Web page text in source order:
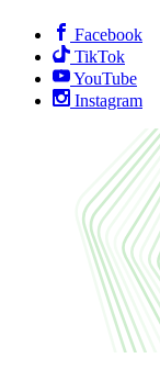
Facebook
TikTok
YouTube
Instagram